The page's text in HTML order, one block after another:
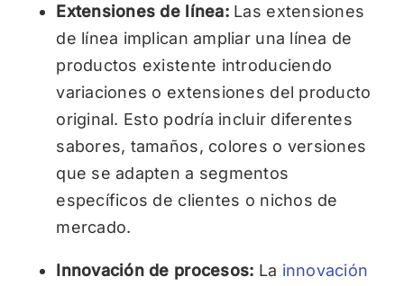
Extensiones de línea: Las extensiones
de línea implican ampliar una línea de
productos existente introduciendo
variaciones o extensiones del producto
original. Esto podría incluir diferentes
sabores, tamaños, colores o versiones
que se adapten a segmentos
específicos de clientes o nichos de
mercado.
Innovación de procesos: La innovación